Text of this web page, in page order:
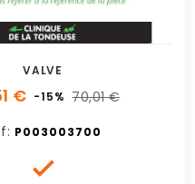
VALVE
€ -15% 70,01 €
P003003700
